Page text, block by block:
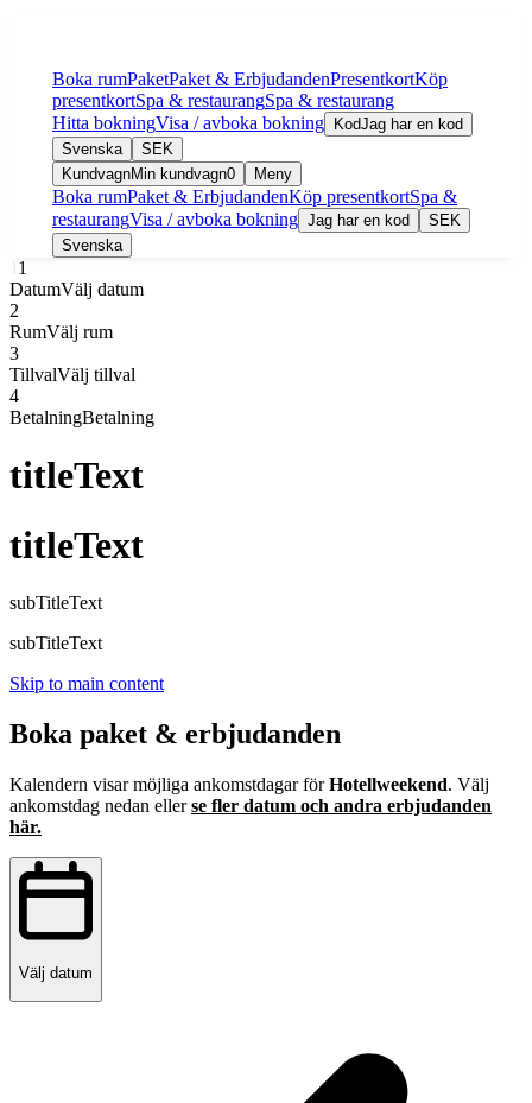
Boka rumPaketPaket & ErbjudandenPresentkortKöp
presentkortSpa & restaurangSpa & restaurang
Hitta bokningVisa / avboka bokning KodJag har en kod
Svenska
SEK
KundvagnMin kundvagn0 Meny
Boka rumPaket & ErbjudandenKöp presentkortSpa &
restaurangVisa / avboka bokning Jag har en kod
SEK
Svenska
11
DatumVälj datum
2
RumVälj rum
3
TillvalVälj tillval
4
BetalningBetalning
titleText
titleText
subTitleText
subTitleText
Skip to main content
Boka paket & erbjudanden
Kalendern visar möjliga ankomstdagar förHotellweekend. Välj
ankomstdag nedan ellerse fler datum och andra erbjudanden
här.
Välj datum